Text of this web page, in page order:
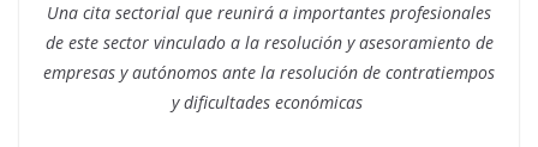
Una cita sectorial que reunirá a importantes profesionales
de este sector vinculado a la resolución y asesoramiento de
empresas y autónomos ante la resolución de contratiempos
y dificultades económicas